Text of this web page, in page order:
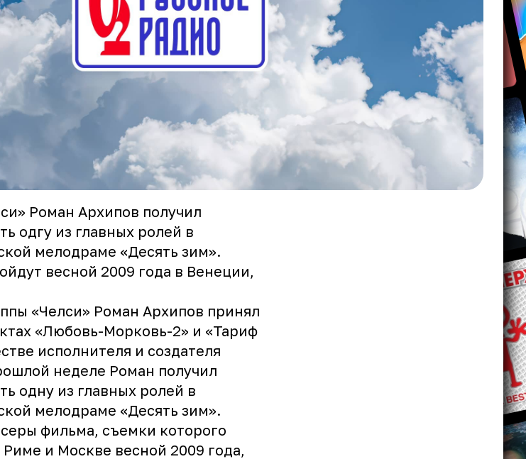
Роман Архипов получил
одгу из главных ролей в
мелодраме «Десять зим».
весной 2009 года в Венеции,
«Челси» Роман Архипов принял
«Любовь-Морковь-2» и «Тариф
исполнителя и создателя
неделе Роман получил
одну из главных ролей в
мелодраме «Десять зим».
фильма, съемки которого
и Москве весной 2009 года,